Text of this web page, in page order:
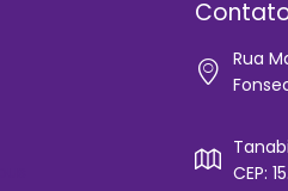
Rua
CEP: